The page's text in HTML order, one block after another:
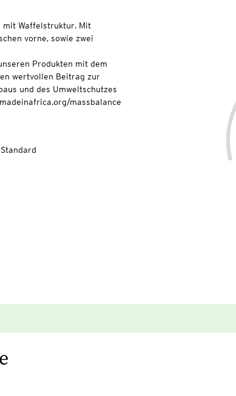
mit Waffelstruktur. Mit
vorne, sowie zwei
Produkten mit dem
wertvollen Beitrag zur
und des Umweltschutzes
massbalance